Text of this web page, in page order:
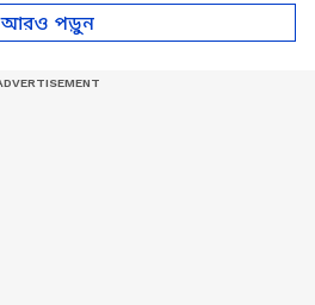
Paschimbanga Divas
2026
আরও পড়ুন